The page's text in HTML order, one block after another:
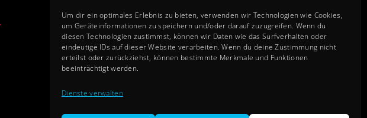
Um dir ein optimales Erlebnis zu bieten, verwenden wir Technologien wie Cookies,
um Geräteinformationen zu speichern und/oder darauf zuzugreifen. Wenn du
diesen Technologien zustimmst, können wir Daten wie das Surfverhalten oder
eindeutige IDs auf dieser Website verarbeiten. Wenn du deine Zustimmung nicht
erteilst oder zurückziehst, können bestimmte Merkmale und Funktionen
beeinträchtigt werden.
Dienste verwalten